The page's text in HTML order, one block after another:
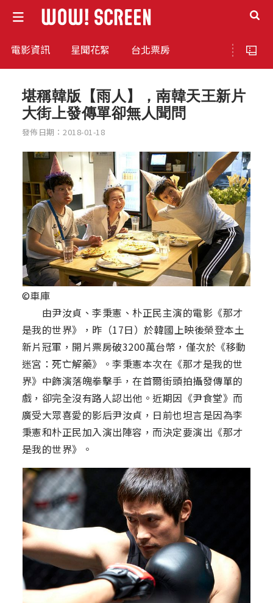
電影資訊 星聞花絮 台北票房
堪稱韓版【雨人】，南韓天王新片
大街上發傳單卻無人聞問
發佈日期：2018-01-18
©車庫
由尹汝貞、李秉憲、朴正民主演的電影《那才
是我的世界》，昨（17日）於韓國上映後榮登本土
新片冠軍，開片票房破3200萬台幣，僅次於《移動
迷宮：死亡解藥》。李秉憲本次在《那才是我的世
界》中飾演落魄拳擊手，在首爾街頭拍攝發傳單的
戲，卻完全沒有路人認出他。近期因《尹食堂》而
廣受大眾喜愛的影后尹汝貞，日前也坦言是因為李
秉憲和朴正民加入演出陣容，而決定要演出《那才
是我的世界》。